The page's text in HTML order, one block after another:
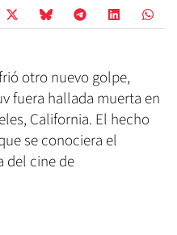
otro nuevo golpe,
fuera hallada muerta en
California. El hecho
se conociera el
del cine de